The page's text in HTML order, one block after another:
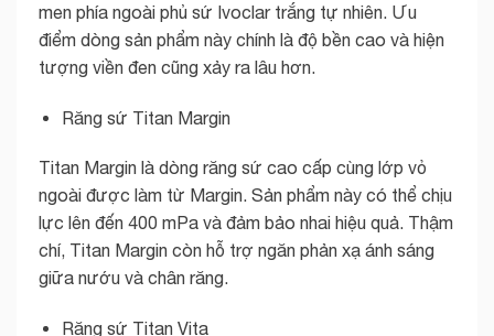
men phía ngoài phủ sứ Ivoclar trắng tự nhiên. Ưu
điểm dòng sản phẩm này chính là độ bền cao và hiện
tượng viền đen cũng xảy ra lâu hơn.
Răng sứ Titan Margin
Titan Margin là dòng răng sứ cao cấp cùng lớp vỏ
ngoài được làm từ Margin. Sản phẩm này có thể chịu
lực lên đến 400 mPa và đảm bảo nhai hiệu quả. Thậm
chí, Titan Margin còn hỗ trợ ngăn phản xạ ánh sáng
giữa nướu và chân răng.
Răng sứ Titan Vita